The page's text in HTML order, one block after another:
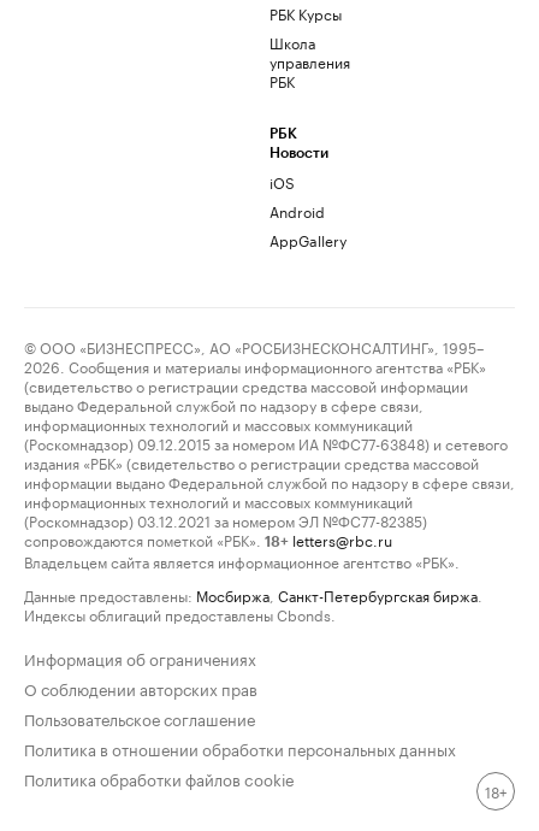
РБК Курсы
Школа
управления
РБК
РБК
Новости
iOS
Android
AppGallery
© ООО «БИЗНЕСПРЕСС», АО «РОСБИЗНЕСКОНСАЛТИНГ», 1995–
2026. Сообщения и материалы информационного агентства «РБК»
(свидетельство о регистрации средства массовой информации
выдано Федеральной службой по надзору в сфере связи,
информационных технологий и массовых коммуникаций
(Роскомнадзор) 09.12.2015 за номером ИА №ФС77-63848) и сетевого
издания «РБК» (свидетельство о регистрации средства массовой
информации выдано Федеральной службой по надзору в сфере связи,
информационных технологий и массовых коммуникаций
(Роскомнадзор) 03.12.2021 за номером ЭЛ №ФС77-82385)
сопровождаются пометкой «РБК».
18+ letters@rbc.ru
Владельцем сайта является информационное агентство «РБК».
Данные предоставлены: Мосбиржа Санкт-Петербургская биржа
Индексы облигаций предоставлены Cbonds.
Информация об ограничениях
О соблюдении авторских прав
Пользовательское соглашение
Политика в отношении обработки персональных данных
Политика обработки файлов cookie
18+